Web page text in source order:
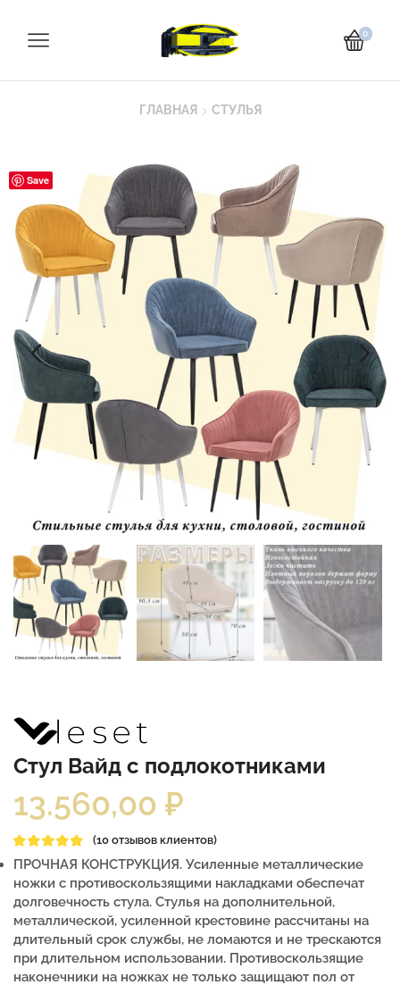
0
ГЛАВНАЯ СТУЛЬЯ
Save
Стул Вайд с подлокотниками
13.560,00 ₽
(10 отзывов клиентов)
ПРОЧНАЯ КОНСТРУКЦИЯ. Усиленные металлические
ножки с противоскользящими накладками обеспечат
долговечность стула. Стулья на дополнительной,
металлической, усиленной крестовине рассчитаны на
длительный срок службы, не ломаются и не трескаются
при длительном использовании. Противоскользящие
наконечники на ножках не только защищают пол от